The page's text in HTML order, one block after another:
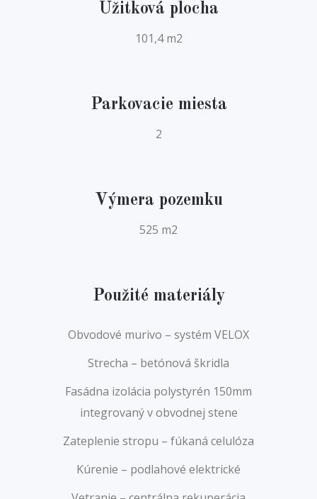
Úžitková plocha
101,4 m2
Parkovacie miesta
2
Výmera pozemku
525 m2
Použité materiály
Obvodové murivo – systém VELOX
Strecha – betónová škridla
Fasádna izolácia polystyrén 150mm
integrovaný v obvodnej stene
Zateplenie stropu – fúkaná celulóza
Kúrenie – podlahové elektrické